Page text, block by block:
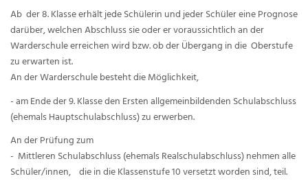
Ab der 8. Klasse erhält jede Schülerin und jeder Schüler eine Prognose
darüber, welchen Abschluss sie oder er voraussichtlich an der
Warderschule erreichen wird bzw. ob der Übergang in die Oberstufe
zu erwarten ist.
An der Warderschule besteht die Möglichkeit,
- am Ende der 9. Klasse den Ersten allgemeinbildenden Schulabschluss
(ehemals Hauptschulabschluss) zu erwerben.
An der Prüfung zum
- Mittleren Schulabschluss (ehemals Realschulabschluss) nehmen alle
Schüler/innen, die in die Klassenstufe 10 versetzt worden sind, teil.